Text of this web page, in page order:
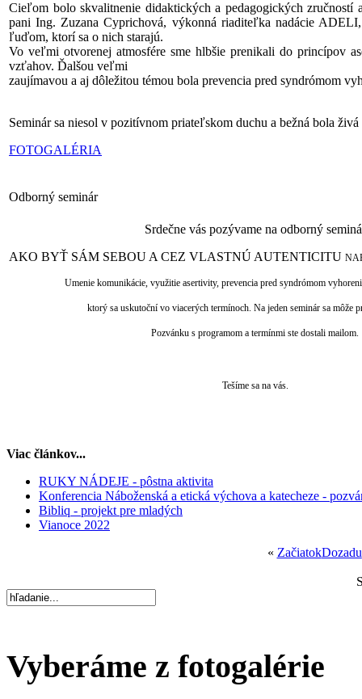
Cieľom bolo skvalitnenie didaktických a pedagogických zručností
pani Ing. Zuzana Cyprichová, výkonná riaditeľka nadácie
ľuďom, ktorí sa o nich starajú.
Vo veľmi otvorenej atmosfére sme hlbšie prenikali do princípov
vzťahov. Ďalšou veľmi
zaujímavou a aj dôležitou témou bola prevencia pred syndrómom
Seminár sa niesol v pozitívnom priateľskom duchu a bežná bola
FOTOGALÉRIA
Odborný seminár
Srdečne vás pozývame na odborný
AKO BYŤ SÁM SEBOU A CEZ VLASTNÚ AUTENTICITU
Umenie komunikácie, využitie asertivity, prevencia pred syndrómom
ktorý sa uskutoční vo viacerých termínoch. Na jeden seminár sa môže
Pozvánku s programom a termínmi ste dostali mailom.
Tešíme sa na vás.
Viac článkov...
RUKY NÁDEJE - pôstna aktivita
Konferencia Náboženská a etická výchova a katecheze -
Bibliq - projekt pre mladých
Vianoce 2022
« ZačiatokDozadu
Vyberáme z fotogalérie